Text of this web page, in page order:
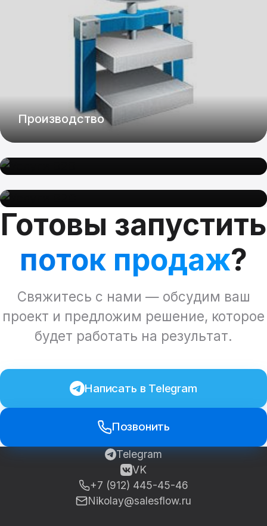
Производство
Готовы запустить
поток продаж?
Свяжитесь с нами — обсудим ваш
проект и предложим решение, которое
будет работать на результат.
Написать в Telegram
Позвонить
Telegram
VK
+7 (912) 445-45-46
Nikolay@salesflow.ru